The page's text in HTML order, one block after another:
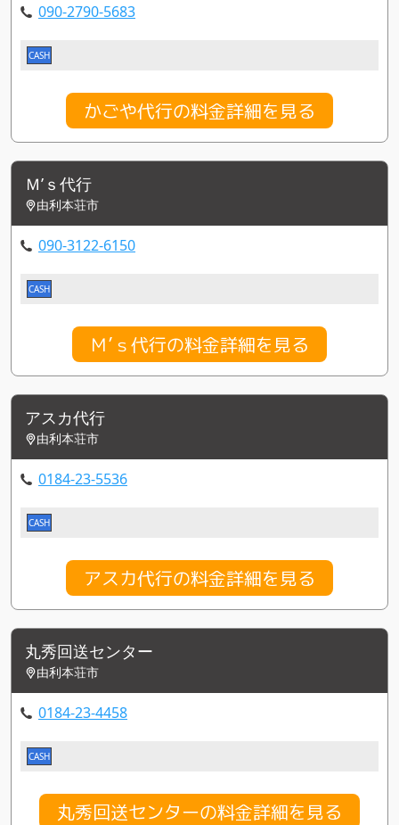
090-2790-5683
CASH
かごや代行の料金詳細を見る
Ｍ’ｓ代行
由利本荘市
090-3122-6150
CASH
Ｍ’ｓ代行の料金詳細を見る
アスカ代行
由利本荘市
0184-23-5536
CASH
アスカ代行の料金詳細を見る
丸秀回送センター
由利本荘市
0184-23-4458
CASH
丸秀回送センターの料金詳細を見る